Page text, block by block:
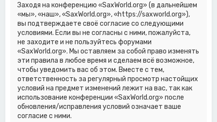
Заходя на конференцию «SaxWorld.org» (в дальнейшем
«мы», «наш», «SaxWorld.org», «https://saxworld.org»),
вы подтверждаете своё согласие со следующими
условиями. Если вы не согласны с ними, пожалуйста,
не заходите и не пользуйтесь форумами
«SaxWorld.org». Мы оставляем за собой право изменять
эти правила в любое время и сделаем всё возможное,
чтобы уведомить вас об этом. Вместе с тем,
ответственность за регулярный просмотр настойщих
условий на предмет изменений лежит на вас, так как
использование конференции «SaxWorld.org» после
обновления/исправления условий означает ваше
согласие с ними.